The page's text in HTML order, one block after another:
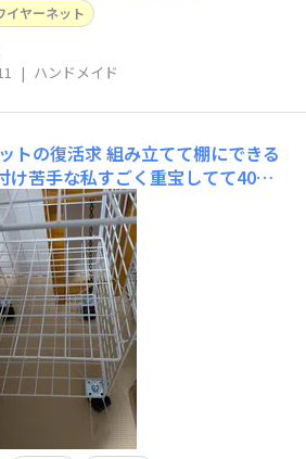
イヤーネット
| ハンドメイド
トの復活求組み立てて棚にできる
け苦手な私すごく重宝してて40×6
6枚仕入れてたから棚にしたかっ
こにもなくてネットストアも売り
るかな・・・？